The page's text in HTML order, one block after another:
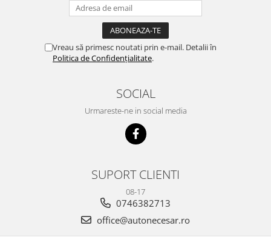
Vreau să primesc noutati prin e-mail. Detalii în
Politica de Confidențialitate.
SOCIAL
Urmareste-ne in social media
SUPORT CLIENTI
08-17
0746382713
office@autonecesar.ro